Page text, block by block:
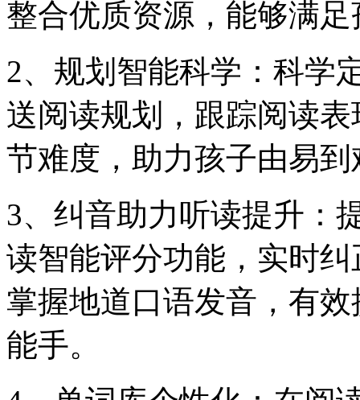
整合优质资源，能够满
2、规划智能科学：科学
送阅读规划，跟踪阅读
节难度，助力孩子由易到
3、纠音助力听读提升：
读智能评分功能，实时
掌握地道口语发音，有
能手。